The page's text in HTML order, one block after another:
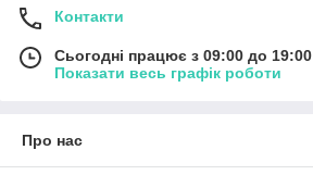
Контакти
Сьогодні працює з 09:00 до 19:00
Показати весь графік роботи
Про нас